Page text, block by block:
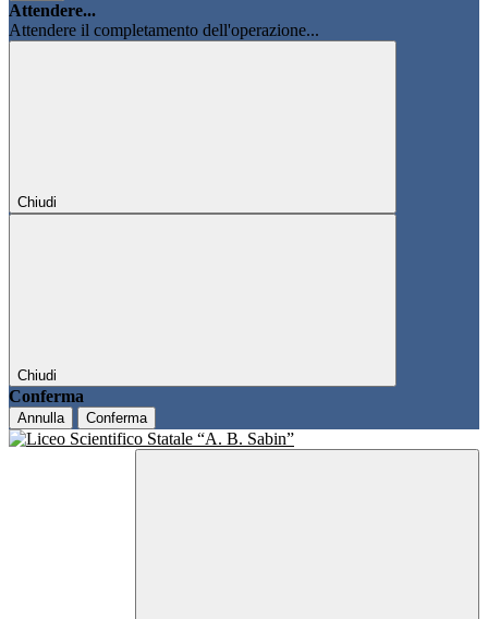
Attendere...
Attendere il completamento dell'operazione...
Chiudi
Chiudi
Conferma
Annulla Conferma